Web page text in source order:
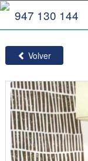
947 130 144
Volver